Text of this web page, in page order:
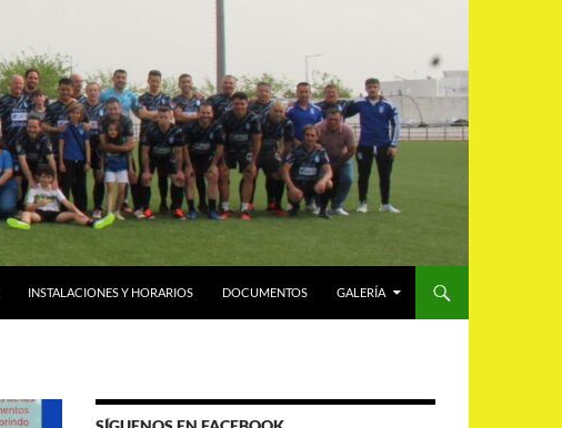
INSTALACIONES Y HORARIOS DOCUMENTOS GALERÍA